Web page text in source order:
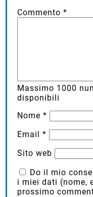
Commento*
Massimo 1000
disponibili
Nome*
Email*
Sito web
Do il mio
i miei dati (nome,
prossimo